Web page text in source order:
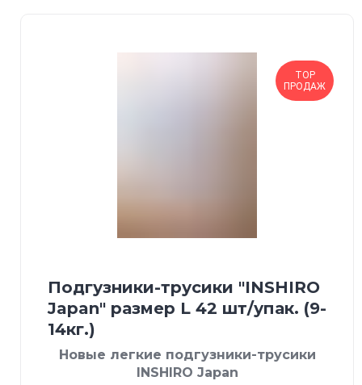
TOP
ПРОДАЖ
Подгузники-трусики "INSHIRO
Japan" размер L 42 шт/упак. (9-
14кг.)
Новые легкие подгузники-трусики
INSHIRO Japan